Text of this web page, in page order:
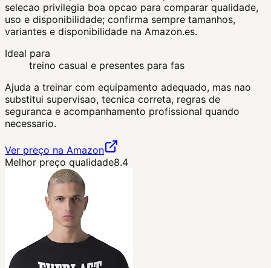
selecao privilegia boa opcao para comparar qualidade,
uso e disponibilidade; confirma sempre tamanhos,
variantes e disponibilidade na Amazon.es.
Ideal para
treino casual e presentes para fas
Ajuda a treinar com equipamento adequado, mas nao
substitui supervisao, tecnica correta, regras de
seguranca e acompanhamento profissional quando
necessario.
Ver preço na Amazon
Melhor preço qualidade8.4